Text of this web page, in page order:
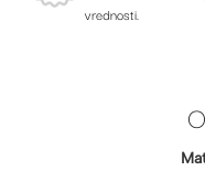
vrednosti.